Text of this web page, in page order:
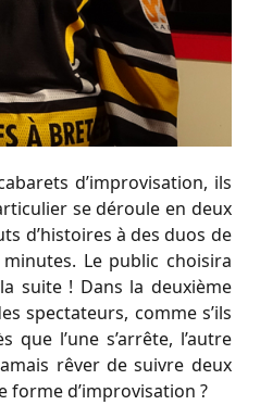
d’improvisation, ils
se déroule en deux
d’histoires à des duos de
Le public choisira
suite ! Dans la deuxième
spectateurs, comme s’ils
l’une s’arrête, l’autre
rêver de suivre deux
forme d’improvisation ?